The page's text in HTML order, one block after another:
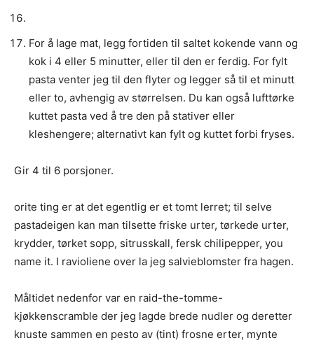
For å lage mat, legg fortiden til saltet kokende vann og
kok i 4 eller 5 minutter, eller til den er ferdig. For fylt
pasta venter jeg til den flyter og legger så til et minutt
eller to, avhengig av størrelsen. Du kan også lufttørke
kuttet pasta ved å tre den på stativer eller
kleshengere; alternativt kan fylt og kuttet forbi fryses.
Gir 4 til 6 porsjoner.
orite ting er at det egentlig er et tomt lerret; til selve
pastadeigen kan man tilsette friske urter, tørkede urter,
krydder, tørket sopp, sitrusskall, fersk chilipepper, you
name it. I ravioliene over la jeg salvieblomster fra hagen.
Måltidet nedenfor var en raid-the-tomme-
kjøkkenscramble der jeg lagde brede nudler og deretter
knuste sammen en pesto av (tint) frosne erter, mynte